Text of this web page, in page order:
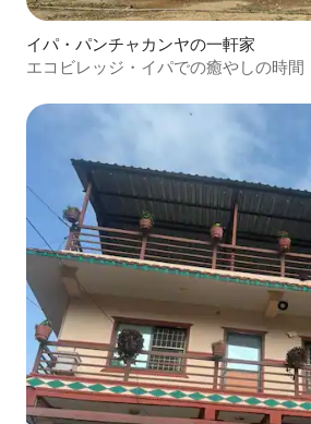
イパ・パンチャカンヤの一軒家
エコビレッジ・イパでの癒やしの時間